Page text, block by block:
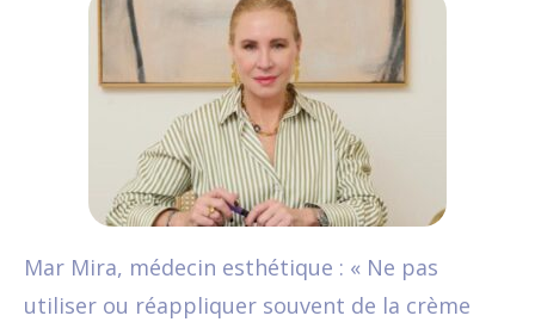
Mar Mira, médecin esthétique : « Ne pas
utiliser ou réappliquer souvent de la crème